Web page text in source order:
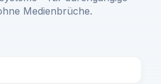
Medienbrüche.